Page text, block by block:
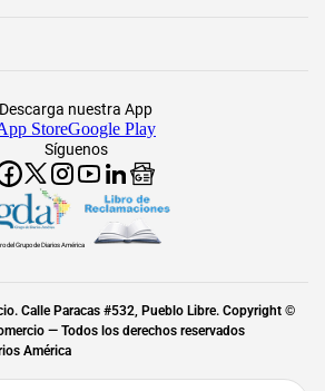
Síguenos
Descarga nuestra App
StoreGoogle Play
del Grupo de Diarios América
Calle Paracas #532, Pueblo Libre. Copyright ©
— Todos los derechos reservados
América